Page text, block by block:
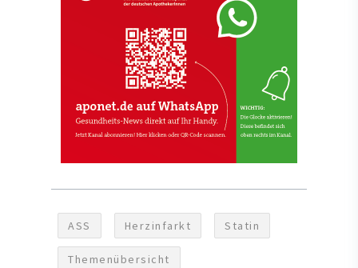
ASS Herzinfarkt Statin
Themenübersicht